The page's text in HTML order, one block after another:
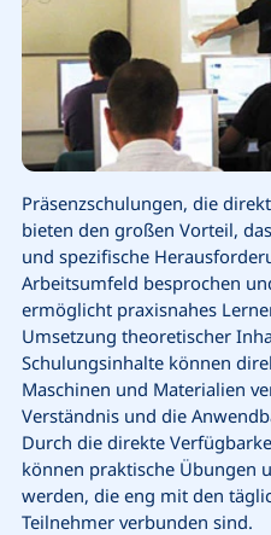
Präsenzschulungen, die
bieten den großen Vorteil,
und spezifische
Arbeitsumfeld besprochen
ermöglicht praxisnahes
Umsetzung theoretischer
Schulungsinhalte können
Maschinen und Materialien
Verständnis und die
Durch die direkte
können praktische Übungen
werden, die eng mit den
Teilnehmer verbunden sind.